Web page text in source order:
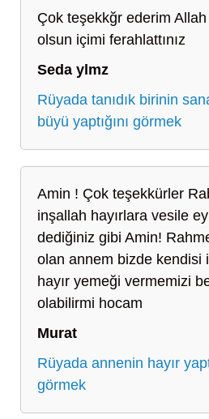
Çok teşekkğr ederim Allah
olsun içimi ferahlattınız
Seda ylmz
Rüyada tanıdık birinin
büyü yaptığını görmek
Amin ! Çok teşekkürler
inşallah hayırlara vesile
dediğiniz gibi Amin!
olan annem bizde kendisi
hayır yemeği vermemizi
olabilirmi hocam
Murat
Rüyada annenin hayır
görmek